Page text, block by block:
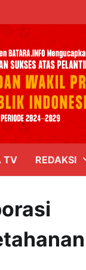
TV REDAKSI